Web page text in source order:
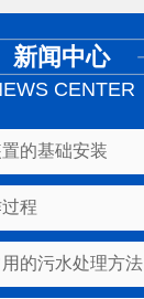
新闻中心
CENTER
的基础安装
程
的污水处理方法